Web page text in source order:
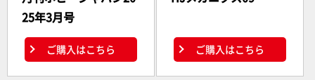
25年3月号
ご購入はこちら ご購入はこちら